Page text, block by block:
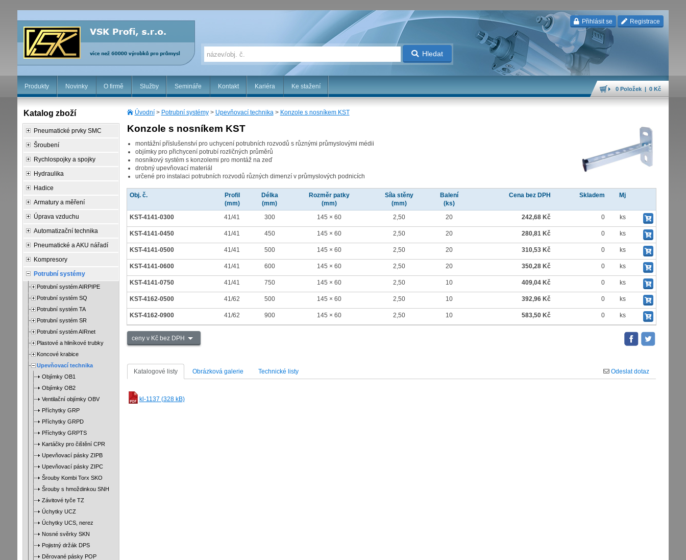
Přihlásit se Registrace
Hledat
Produkty Novinky O firmě Služby Semináře Kontakt Kariéra Ke stažení 0 Položek | 0 Kč
Úvodní> Potrubní systémy> Upevňovací technika> Konzole s nosníkem KST
Konzole s nosníkem KST
montážní příslušenství pro uchycení potrubních rozvodů s různými průmyslovými médii
objímky pro přichycení potrubí rozličných průměrů
nosníkový systém s konzolemi pro montáž na zeď
drobný upevňovací materiál
určené pro instalaci potrubních rozvodů různých dimenzí v průmyslových podnicích
Obj. č.
Profil
(mm)
Délka
(mm)
Rozměr patky
(mm)
Síla stěny
(mm)
Balení
(ks)
Cena bez DPH Skladem Mj
KST-4141-0300 41/41 300 145 × 60 2,50 20 242,68 Kč 0 ks
KST-4141-0450 41/41 450 145 × 60 2,50 20 280,81 Kč 0 ks
KST-4141-0500 41/41 500 145 × 60 2,50 20 310,53 Kč 0 ks
KST-4141-0600 41/41 600 145 × 60 2,50 20 350,28 Kč 0 ks
KST-4141-0750 41/41 750 145 × 60 2,50 10 409,04 Kč 0 ks
KST-4162-0500 41/62 500 145 × 60 2,50 10 392,96 Kč 0 ks
KST-4162-0900 41/62 900 145 × 60 2,50 10 583,50 Kč 0 ks
ceny v Kč bez DPH
Katalogové listy Obrázková galerie Technické listy Odeslat dotaz
kl-1137 (328 kB)
Katalog zboží
Pneumatické prvky SMC
Šroubení
Rychlospojky a spojky
Hydraulika
Hadice
Armatury a měření
Úprava vzduchu
Automatizační technika
Pneumatické a AKU nářadí
Kompresory
Potrubní systémy
Potrubní systém AIRPIPE
Potrubní systém SQ
Potrubní systém TA
Potrubní systém SR
Potrubní systém AIRnet
Plastové a hliníkové trubky
Koncové krabice
Upevňovací technika
Objímky OB1
Objímky OB2
Ventilační objímky OBV
Příchytky GRP
Příchytky GRPD
Příchytky GRPTS
Kartáčky pro čištění CPR
Upevňovací pásky ZIPB
Upevňovací pásky ZIPC
Šrouby Kombi Torx SKO
Šrouby s hmoždinkou SNH
Závitové tyče TZ
Úchytky UCZ
Úchytky UCS, nerez
Nosné svěrky SKN
Pojistný držák DPS
Děrované pásky POP